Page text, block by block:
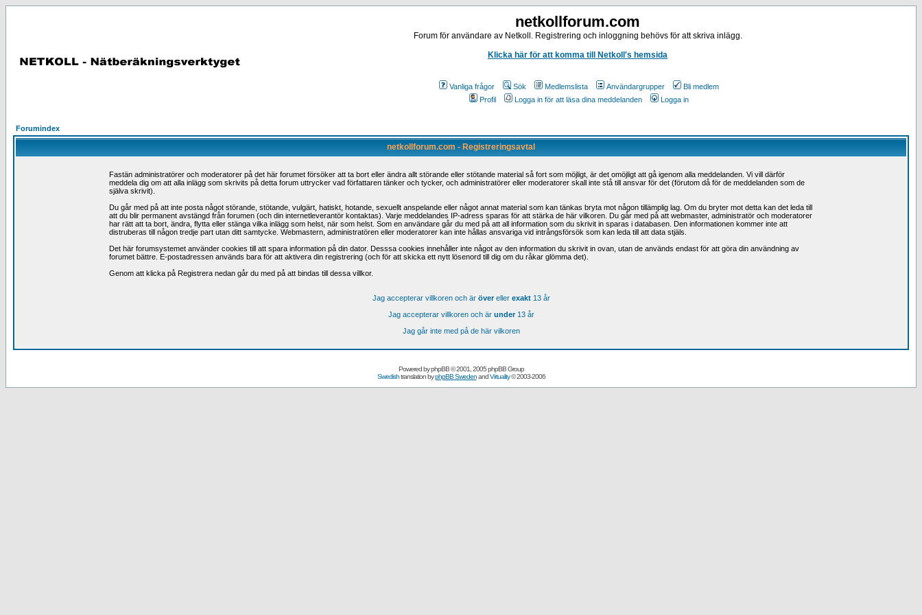
netkollforum.com
Forum för användare av Netkoll. Registrering och inloggning behövs för att skriva inlägg.
Klicka här för att komma till Netkoll's hemsida
Vanliga frågor Sök Medlemslista Användargrupper
Bli medlem
Profil
Logga in för att läsa dina meddelanden Logga in
Forumindex
netkollforum.com - Registreringsavtal
Fastän administratörer och moderatorer på det här forumet försöker att ta bort eller ändra allt störande eller stötande material så fort som möjligt, är det omöjligt att gå igenom alla meddelanden. Vi vill därför
meddela dig om att alla inlägg som skrivits på detta forum uttrycker vad författaren tänker och tycker, och administratörer eller moderatorer skall inte stå till ansvar för det (förutom då för de meddelanden som de
själva skrivit).
Du går med på att inte posta något störande, stötande, vulgärt, hatiskt, hotande, sexuellt anspelande eller något annat material som kan tänkas bryta mot någon tillämplig lag. Om du bryter mot detta kan det leda till
att du blir permanent avstängd från forumen (och din internetleverantör kontaktas). Varje meddelandes IP-adress sparas för att stärka de här vilkoren. Du går med på att webmaster, administratör och moderatorer
har rätt att ta bort, ändra, flytta eller stänga vilka inlägg som helst, när som helst. Som en användare går du med på att all information som du skrivit in sparas i databasen. Den informationen kommer inte att
distruberas till någon tredje part utan ditt samtycke. Webmastern, administratören eller moderatorer kan inte hållas ansvariga vid intrångsförsök som kan leda till att data stjäls.
Det här forumsystemet använder cookies till att spara information på din dator. Desssa cookies innehåller inte något av den information du skrivit in ovan, utan de används endast för att göra din användning av
forumet bättre. E-postadressen används bara för att aktivera din registrering (och för att skicka ett nytt lösenord till dig om du råkar glömma det).
Genom att klicka på Registrera nedan går du med på att bindas till dessa villkor.
Jag accepterar villkoren och är övereller exakt13 år
Jag accepterar villkoren och är under13 år
Jag går inte med på de här vilkoren
Powered byphpBB© 2001, 2005 phpBB Group
Swedishtranslation byphpBB SwedenandVirtuality© 2003-2006